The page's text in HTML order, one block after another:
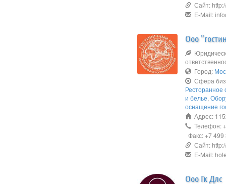
Сайт:
E-Mail:
Ооо
Город:
Сфера
Ресторанное
и белье,
оснащение
Адрес:
Телефон:
Факс: +7
Сайт:
E-Mail:
Ооо Гк Длс